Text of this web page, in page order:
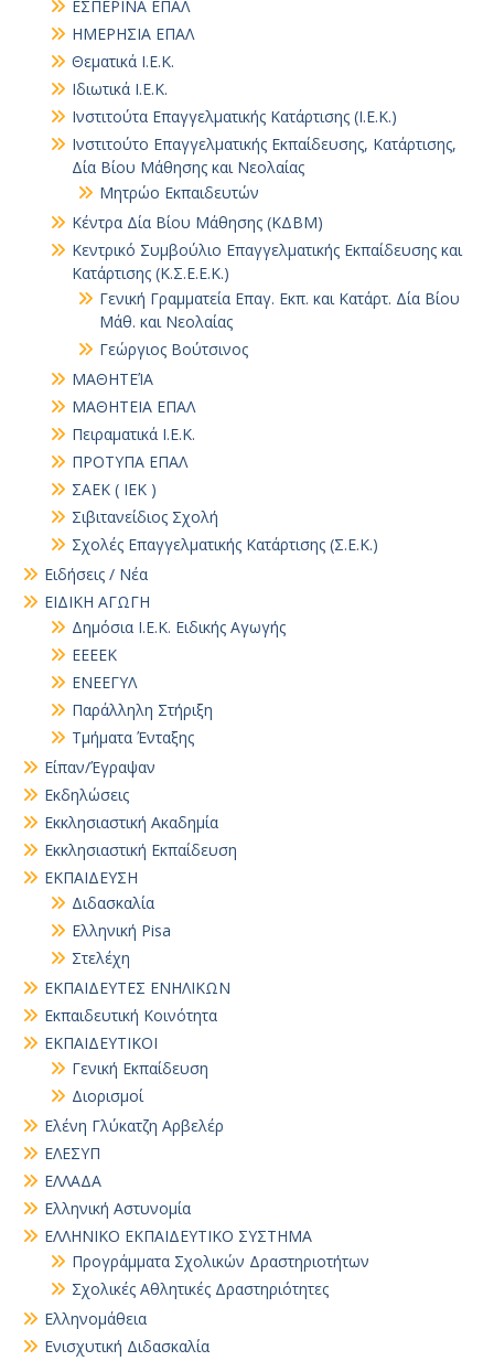
ΕΣΠΕΡΙΝΑ ΕΠΑΛ
ΗΜΕΡΗΣΙΑ ΕΠΑΛ
Θεματικά Ι.Ε.Κ.
Ιδιωτικά Ι.Ε.Κ.
Ινστιτούτα Επαγγελματικής Κατάρτισης (Ι.Ε.Κ.)
Ινστιτούτο Επαγγελματικής Εκπαίδευσης, Κατάρτισης,
Δία Βίου Μάθησης και Νεολαίας
Μητρώο Εκπαιδευτών
Κέντρα Δία Βίου Μάθησης (ΚΔΒΜ)
Κεντρικό Συμβούλιο Επαγγελματικής Εκπαίδευσης και
Κατάρτισης (Κ.Σ.Ε.Ε.Κ.)
Γενική Γραμματεία Επαγ. Εκπ. και Κατάρτ. Δία Βίου
Μάθ. και Νεολαίας
Γεώργιος Βούτσινος
ΜΑΘΗΤΕΊΑ
ΜΑΘΗΤΕΙΑ ΕΠΑΛ
Πειραματικά Ι.Ε.Κ.
ΠΡΟΤΥΠΑ ΕΠΑΛ
ΣΑΕΚ ( ΙΕΚ )
Σιβιτανείδιος Σχολή
Σχολές Επαγγελματικής Κατάρτισης (Σ.Ε.Κ.)
Ειδήσεις / Νέα
ΕΙΔΙΚΗ ΑΓΩΓΗ
Δημόσια Ι.Ε.Κ. Ειδικής Αγωγής
ΕΕΕΕΚ
ΕΝΕΕΓΥΛ
Παράλληλη Στήριξη
Τμήματα Ένταξης
Είπαν/Έγραψαν
Εκδηλώσεις
Εκκλησιαστική Ακαδημία
Εκκλησιαστική Εκπαίδευση
ΕΚΠΑΙΔΕΥΣΗ
Διδασκαλία
Ελληνική Pisa
Στελέχη
ΕΚΠΑΙΔΕΥΤΕΣ ΕΝΗΛΙΚΩΝ
Εκπαιδευτική Κοινότητα
ΕΚΠΑΙΔΕΥΤΙΚΟΙ
Γενική Εκπαίδευση
Διορισμοί
Ελένη Γλύκατζη Αρβελέρ
ΕΛΕΣΥΠ
ΕΛΛΑΔΑ
Ελληνική Αστυνομία
ΕΛΛΗΝΙΚΟ ΕΚΠΑΙΔΕΥΤΙΚΟ ΣΥΣΤΗΜΑ
Προγράμματα Σχολικών Δραστηριοτήτων
Σχολικές Αθλητικές Δραστηριότητες
Ελληνομάθεια
Ενισχυτική Διδασκαλία